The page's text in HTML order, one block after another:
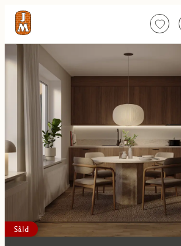
Såld